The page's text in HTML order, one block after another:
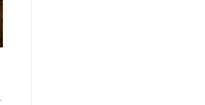
,